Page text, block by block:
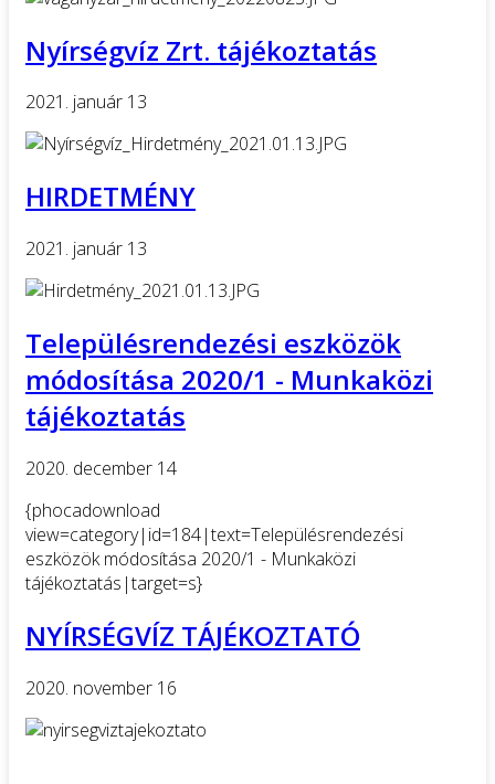
Nyírségvíz Zrt. tájékoztatás
2021. január 13
HIRDETMÉNY
2021. január 13
Településrendezési eszközök
módosítása 2020/1 - Munkaközi
tájékoztatás
2020. december 14
{phocadownload
view=category|id=184|text=Településrendezési
eszközök módosítása 2020/1 - Munkaközi
tájékoztatás|target=s}
NYÍRSÉGVÍZ TÁJÉKOZTATÓ
2020. november 16